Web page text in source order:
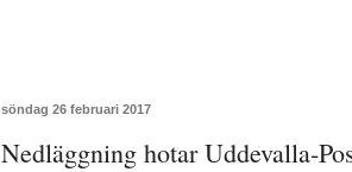
söndag 26 februari 2017
Nedläggning hotar Uddevalla-